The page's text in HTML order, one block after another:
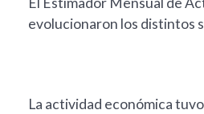
evolucionaron los distintos
La actividad económica